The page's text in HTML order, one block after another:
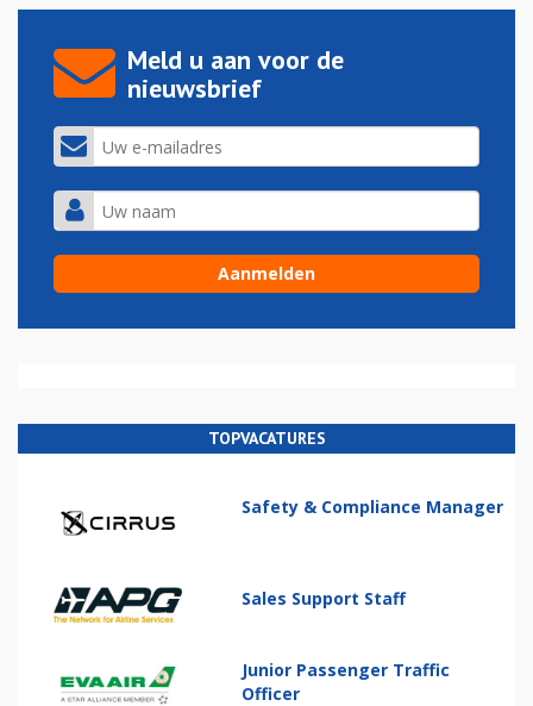
Meld u aan voor de
nieuwsbrief
TOPVACATURES
Safety & Compliance Manager
Sales Support Staff
Junior Passenger Traffic
Officer